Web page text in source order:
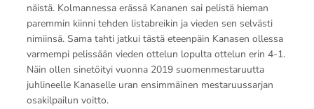
näistä. Kolmannessa erässä Kananen sai pelistä hieman
paremmin kiinni tehden listabreikin ja vieden sen selvästi
nimiinsä. Sama tahti jatkui tästä eteenpäin Kanasen ollessa
varmempi pelissään vieden ottelun lopulta ottelun erin 4-1.
Näin ollen sinetöityi vuonna 2019 suomenmestaruutta
juhlineelle Kanaselle uran ensimmäinen mestaruussarjan
osakilpailun voitto.